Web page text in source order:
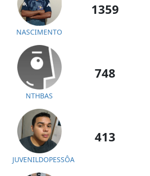
NASCIMENTO
1359
NTHBAS
748
JUVENILDOPESSÔA
413